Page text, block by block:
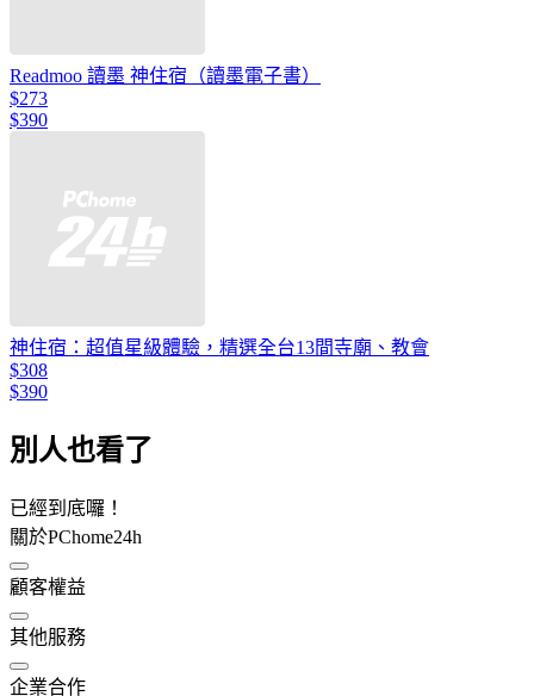
Readmoo 讀墨 神住宿（讀墨電子書）
$273
$390
神住宿：超值星級體驗，精選全台13間寺廟、教會
$308
$390
別人也看了
已經到底囉！
關於PChome24h
顧客權益
其他服務
企業合作